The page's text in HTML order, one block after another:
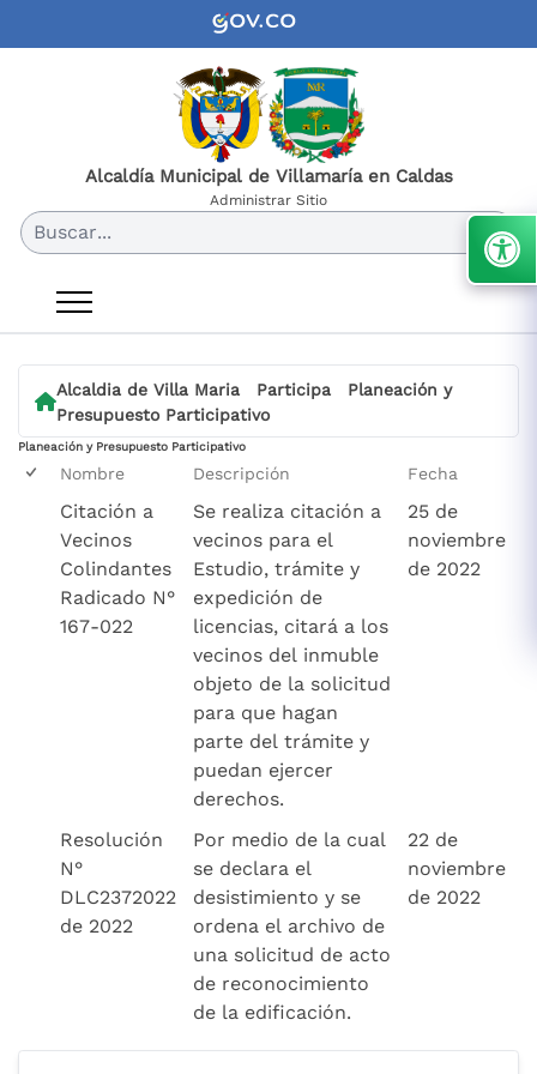
Alcaldía Municipal de Villamaría en Caldas
Administrar Sitio
Buscar...
Alcaldia de Villa Maria Participa
Planeación y
Presupuesto Participativo
Planeación y Presupuesto Participativo
Nombre Descripción Fecha
Citación a
Vecinos
Colindantes
Radicado N°
167-022
Se realiza citación a
vecinos para el
Estudio, trámite y
expedición de
licencias, citará a los
vecinos del inmuble
objeto de la solicitud
para que hagan
parte del trámite y
puedan ejercer
derechos.
25 de
noviembre
de 2022
Resolución
N°
DLC2372022
de 2022
Por medio de la cual
se declara el
desistimiento y se
ordena el archivo de
una solicitud de acto
de reconocimiento
de la edificación.
22 de
noviembre
de 2022